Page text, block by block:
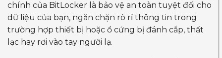
chính của BitLocker là bảo vệ an toàn tuyệt đối cho
dữ liệu của bạn, ngăn chặn rò rỉ thông tin trong
trường hợp thiết bị hoặc ổ cứng bị đánh cắp, thất
lạc hay rơi vào tay người lạ.